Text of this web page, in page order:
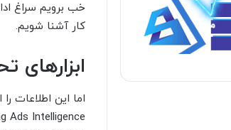
خب برویم سراغ
کار آشنا شویم.
ابزارهای